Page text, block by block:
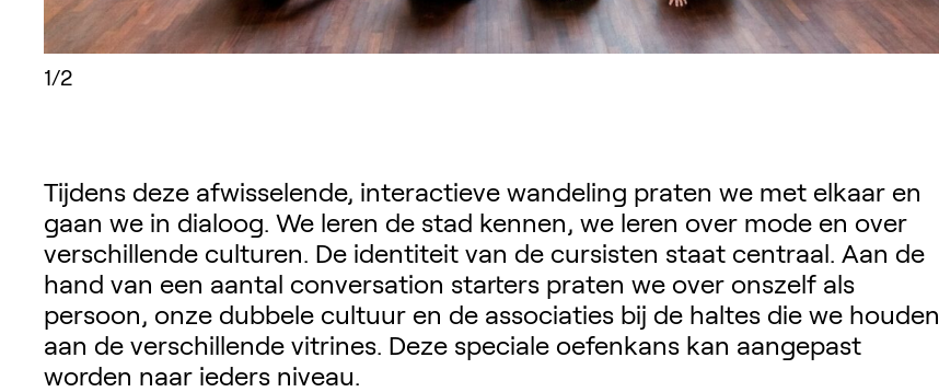
1/2
Tijdens deze afwisselende, interactieve wandeling praten we met elkaar en
gaan we in dialoog. We leren de stad kennen, we leren over mode en over
verschillende culturen. De identiteit van de cursisten staat centraal. Aan de
hand van een aantal conversation starters praten we over onszelf als
persoon, onze dubbele cultuur en de associaties bij de haltes die we houden
aan de verschillende vitrines. Deze speciale oefenkans kan aangepast
worden naar ieders niveau.